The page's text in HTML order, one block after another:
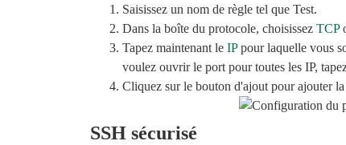
Saisissez un nom de règle tel que Test.
Dans la boîte du protocole, choisissez TCP
Tapez maintenant le IPpour laquelle vous
voulez ouvrir le port pour toutes les IP,
Cliquez sur le bouton d'ajout pour ajouter la
SSH sécurisé